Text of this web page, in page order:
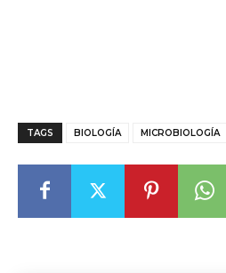
TAGS BIOLOGÍA MICROBIOLOGÍA